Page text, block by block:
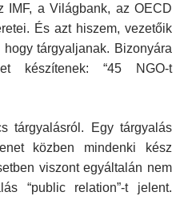
IMF, a Világbank, az OECD
És azt hiszem, vezetőik
tárgyaljanak. Bizonyára
készítenek: “45 NGO-t
tárgyalásról. Egy tárgyalás
közben mindenki kész
viszont egyáltalán nem
“public relation”-t jelent.